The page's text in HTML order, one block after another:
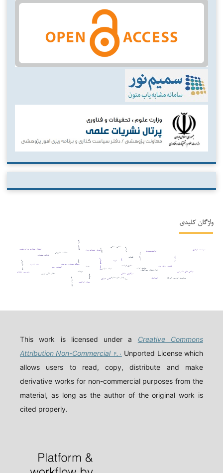
واژگان کلیدی
ثبات سیاسی توسعه اقتصادی فساد
درگیری داخلی
ریسک مصادره سرمایه
ثبوت اثبات
تعهدات
حقوق ایران
حقوق فرانسه
مطالعه تطبیقی
رفتار غیرمتعارفتقلب تجاری
قراردادهای بین‌المللی
حسن نیت
اتحادیه اروپا کاهش ارزش پول
نظام بانکی ایران
فقه اسلامی ربا
تعدیل تعهدات پولی
عدالت معاوضی
دیه
قصاص ولد الزنا
فقه امامیه
مذهب حنفی
جنایت
فقه تطبیقی
اوانجلیست‌ها
سیاست خارجی آمریکا
ترامپ
اسرائیل
انتقال سفارت به اورشلیم
پیمان ابراهیم
افترقی سازی
دادرسی عادلانه چالش های دادرسی
سیاست کیفری اتانازی
This work is licensed under a Creative Commons
Attribution Non-Commercial ۴.۰ Unported License which
allows users to read, copy, distribute and make
derivative works for non-commercial purposes from the
material, as long as the author of the original work is
cited properly.